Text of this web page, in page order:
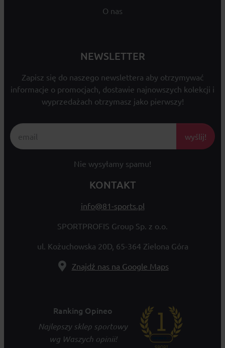
O nas
NEWSLETTER
Zapisz się do naszego newslettera aby otrzymywać
informacje o promocjach, dostawie najnowszych kolekcji i
wyprzedażach otrzymasz jako pierwszy!
wyślij!
Nie wysyłamy spamu!
KONTAKT
info@81-sports.pl
SPORTPROFIS Group Sp. z o.o.
ul. Kożuchowska 20D, 65-364 Zielona Góra
Znajdź nas na Google Maps
Ranking Opineo
Najlepszy sklep sportowy
wg Waszych opinii!